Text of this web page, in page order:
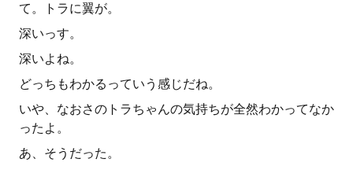
て。トラに翼が。
深いっす。
深いよね。
どっちもわかるっていう感じだね。
いや、なおさのトラちゃんの気持ちが全然わかってなか
ったよ。
あ、そうだった。